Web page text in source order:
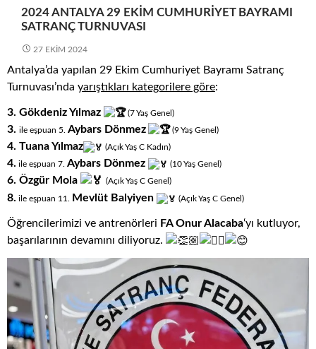
2024 ANTALYA 29 EKIM CUMHURIYET BAYRAMI
SATRANÇ TURNUVASI
27 EKIM 2024
Antalya’da yapılan 29 Ekim Cumhuriyet Bayramı Satranç
Turnuvası’nda yarıştıkları kategorilere göre:
3. Gökdeniz Yılmaz (7Yaş Genel)
3. ile eşpuan 5. Aybars Dönmez (9Yaş Genel)
4. Tuana Yılmaz (AçıkYaş C Kadın)
4. ile eşpuan 7. Aybars Dönmez (10Yaş Genel)
6. Özgür Mola (AçıkYaş C Genel)
8. ile eşpuan 11. Mevlüt Balyiyen (AçıkYaş C Genel)
Öğrencilerimizi ve antrenörleri FA Onur Alacaba‘yı kutluyor,
başarılarının devamını diliyoruz.